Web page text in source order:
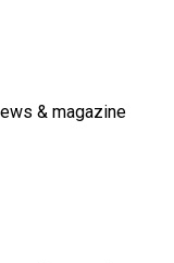
& magazine